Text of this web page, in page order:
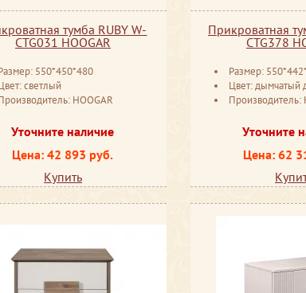
тумба RUBY W-
CTG031 HOOGAR
550*450*480
светлый
HOOGAR
Уточните наличие
Цена: 42 893 руб.
Купить
Прикроватная
CTG378
Размер:
Цвет: дымчатый
Производитель:
Уточните
Цена: 62